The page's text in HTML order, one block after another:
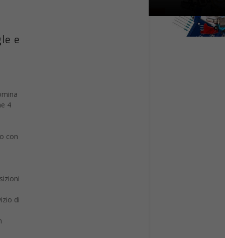
e
4
con
di